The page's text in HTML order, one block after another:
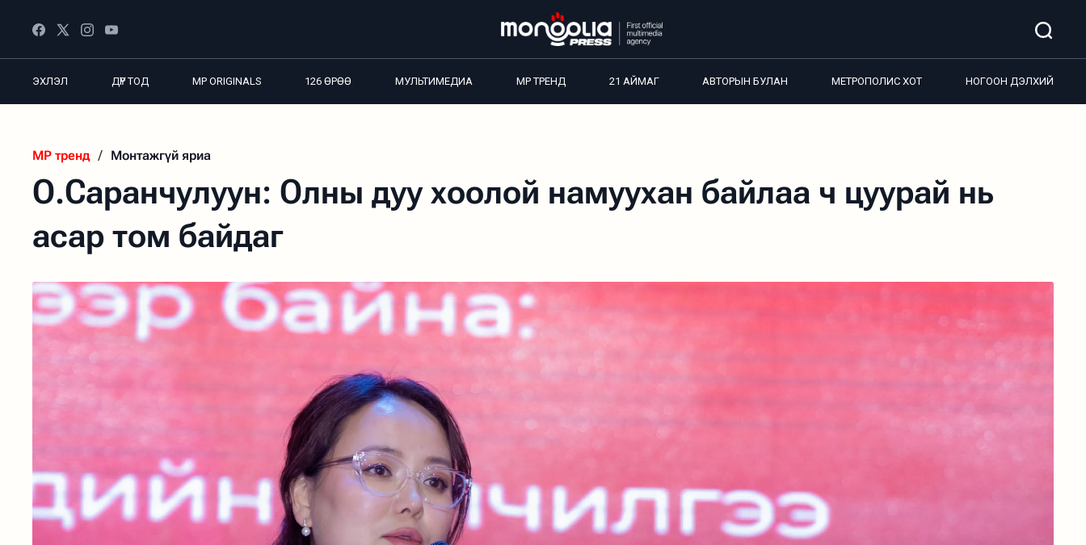
ЭХЛЭЛ ДҮР ТОД MP ORIGINALS 126 ӨРӨӨ МУЛЬТИМЕДИА MP ТРЕНД 21 АЙМАГ АВТОРЫН БУЛАН МЕТРОПОЛИС ХОТ НОГООН ДЭЛХИЙ
MP тренд / Монтажгүй яриа
О.Саранчулуун: Олны дуу хоолой намуухан байлаа ч цуурай нь
асар том байдаг